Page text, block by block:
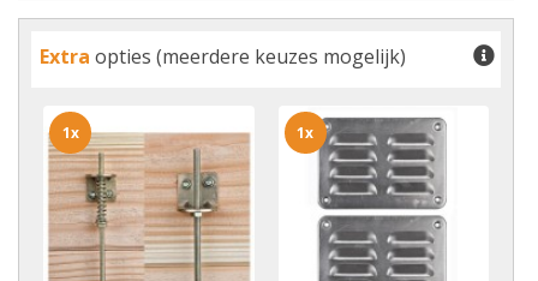
Extra opties (meerdere keuzes mogelijk)
1x 1x